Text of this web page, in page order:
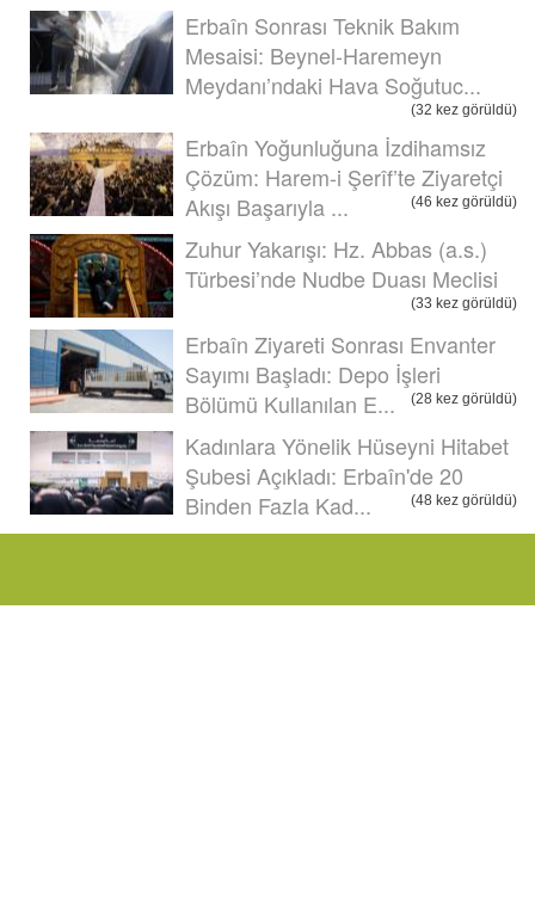
Erbaîn Sonrası Teknik Bakım
Mesaisi: Beynel-Haremeyn
Meydanı’ndaki Hava Soğutuc...
(32 kez görüldü)
Erbaîn Yoğunluğuna İzdihamsız
Çözüm: Harem-i Şerîf’te Ziyaretçi
Akışı Başarıyla ...
(46 kez görüldü)
Zuhur Yakarışı: Hz. Abbas (a.s.)
Türbesi’nde Nudbe Duası Meclisi
(33 kez görüldü)
Erbaîn Ziyareti Sonrası Envanter
Sayımı Başladı: Depo İşleri
Bölümü Kullanılan E...
(28 kez görüldü)
Kadınlara Yönelik Hüseyni Hitabet
Şubesi Açıkladı: Erbaîn'de 20
Binden Fazla Kad...
(48 kez görüldü)